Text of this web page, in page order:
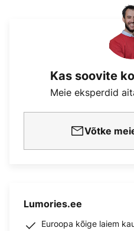
Kas soovite
Meie eksperdid
Võtke
Lumories.ee
Euroopa kõige laiem